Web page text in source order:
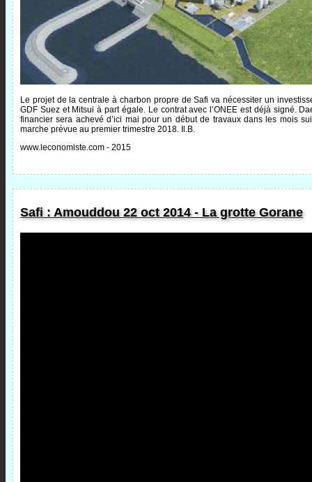
Le projet de la centrale à charbon propre de Safi va nécessiter un
GDF Suez et Mitsui à part égale. Le contrat avec l’ONEE est déjà signé.
financier sera achevé d’ici mai pour un début de travaux dans les mois
marche prévue au premier trimestre 2018. Il.B.
www.leconomiste.com - 2015
Safi : Amouddou 22 oct 2014 - La grotte Gorane